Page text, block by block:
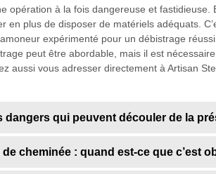
opération à la fois dangereuse et fastidieuse.
en plus de disposer de matériels adéquats.
expérimenté pour un débistrage
peut être abordable, mais il est
aussi vous adresser directement à Artisan
dangers qui peuvent découler de la
cheminée : quand est-ce que c’est